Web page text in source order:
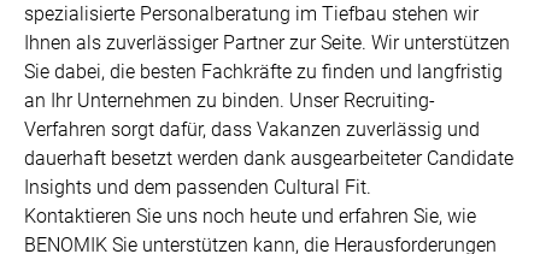
spezialisierte Personalberatung im Tiefbau stehen wir
Ihnen als zuverlässiger Partner zur Seite. Wir unterstützen
Sie dabei, die besten Fachkräfte zu finden und langfristig
an Ihr Unternehmen zu binden. Unser Recruiting-
Verfahren sorgt dafür, dass Vakanzen zuverlässig und
dauerhaft besetzt werden dank ausgearbeiteter Candidate
Insights und dem passenden Cultural Fit.
Kontaktieren Sie uns noch heute und erfahren Sie, wie
BENOMIK Sie unterstützen kann, die Herausforderungen